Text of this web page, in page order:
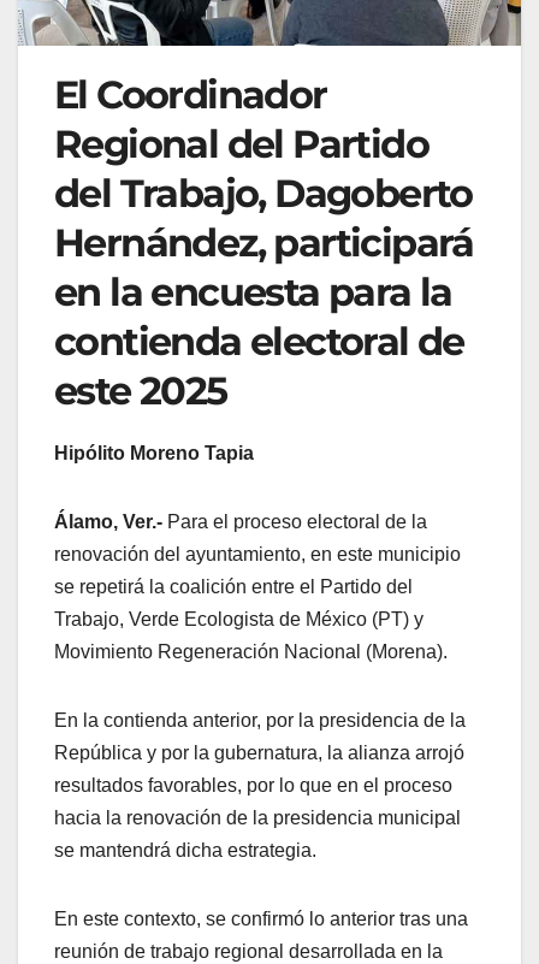
El Coordinador
Regional del Partido
del Trabajo, Dagoberto
Hernández, participará
en la encuesta para la
contienda electoral de
este 2025
Hipólito Moreno Tapia
Álamo, Ver.- Para el proceso electoral de la
renovación del ayuntamiento, en este municipio
se repetirá la coalición entre el Partido del
Trabajo, Verde Ecologista de México (PT) y
Movimiento Regeneración Nacional (Morena).
En la contienda anterior, por la presidencia de la
República y por la gubernatura, la alianza arrojó
resultados favorables, por lo que en el proceso
hacia la renovación de la presidencia municipal
se mantendrá dicha estrategia.
En este contexto, se confirmó lo anterior tras una
reunión de trabajo regional desarrollada en la